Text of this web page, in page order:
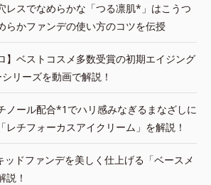
レスでなめらかな「つる凛肌*」はこうつ
らかファンデの使い方のコツを伝授
】ベストコスメ多数受賞の初期エイジング
リーズを動画で解説！
ノール配合*1でハリ感みなぎるまなざしに
レチフォーカスアイクリーム」を解説！
ッドファンデを美しく仕上げる「ベースメ
説！